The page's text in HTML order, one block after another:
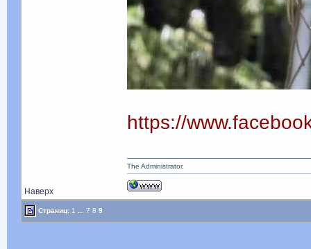
https://
Наверх
The Administrator.
Страниц: 1 7 8 9